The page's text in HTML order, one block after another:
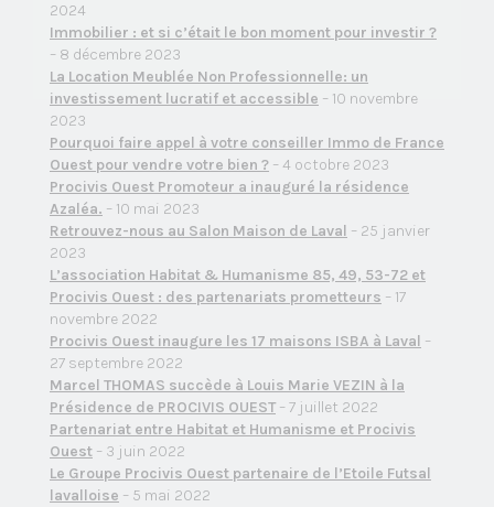
2024
Immobilier : et si c’était le bon moment pour investir ?
– 8 décembre 2023
La Location Meublée Non Professionnelle: un
investissement lucratif et accessible – 10 novembre
2023
Pourquoi faire appel à votre conseiller Immo de France
Ouest pour vendre votre bien ? – 4 octobre 2023
Procivis Ouest Promoteur a inauguré la résidence
Azaléa. – 10 mai 2023
Retrouvez-nous au Salon Maison de Laval – 25 janvier
2023
L’association Habitat & Humanisme 85, 49, 53-72 et
Procivis Ouest : des partenariats prometteurs – 17
novembre 2022
Procivis Ouest inaugure les 17 maisons ISBA à Laval –
27 septembre 2022
Marcel THOMAS succède à Louis Marie VEZIN à la
Présidence de PROCIVIS OUEST – 7 juillet 2022
Partenariat entre Habitat et Humanisme et Procivis
Ouest – 3 juin 2022
Le Groupe Procivis Ouest partenaire de l’Etoile Futsal
lavalloise – 5 mai 2022